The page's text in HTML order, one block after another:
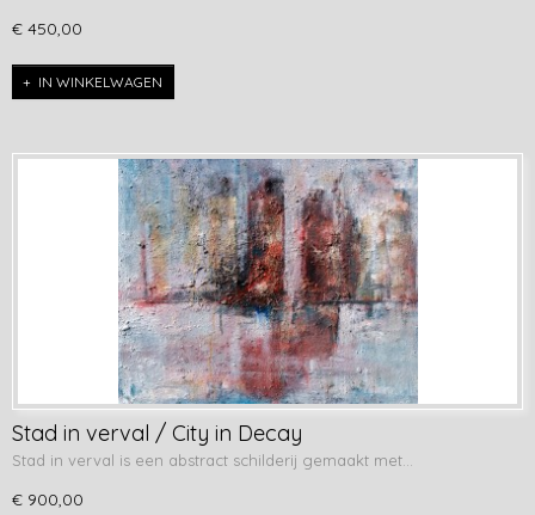
€ 450,00
IN WINKELWAGEN
Stad in verval / City in Decay
Stad in verval is een abstract schilderij gemaakt met…
€ 900,00